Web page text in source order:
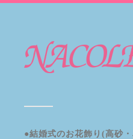
●結婚式のお花飾り(高砂